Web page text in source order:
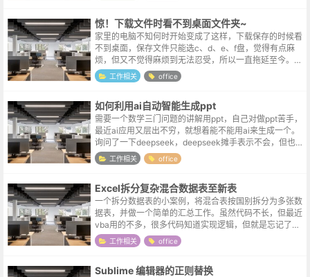
惊！下载文件时看不到桌面文件夹~
家里的电脑不知何时开始变成了这样，下载保存的时候看
不到桌面，保存文件只能选c、d、e、f盘，觉得有点麻
烦，但又不觉得麻烦到无法忍受，所以一直拖延至今。你
看，不光人心中的成见是一座大山，除了成见山，还有懒
惰山拖延山畏难山。解决办法出乎意...
工作相关 office
如何利用ai自动智能生成ppt
需要一个数学三门问题的讲解用ppt，自己对做ppt苦手，
最近ai应用又层出不穷，就想着能不能用ai来生成一个。
询问了一下deepseek，deepseek摊手表示不会，但也推
荐了一个ai小伙伴，kimi。关于kimiKimi是由北京月...
工作相关 office
Excel拆分复杂混合数据表至新表
一个拆分数据表的小案例，将混合表按国别拆分为多张数
据表，并做一个简单的汇总工作。虽然代码不长，但最近
vba用的不多，很多代码知道实现逻辑，但就是忘记了书
写的格式，记录一下测试流程，方便查询。另外，简单功
能active控件就能够满足要求...
工作相关 office
Sublime 编辑器的正则替换